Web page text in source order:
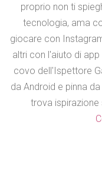
proprio non ti
tecnologia, ama
giocare con
altri con l'aiuto di
covo dell'Ispettore
da Android e pinna
trova